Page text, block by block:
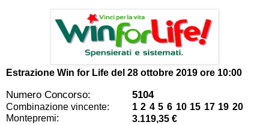
Estrazione Win for Life del 28 ottobre 2019 ore 10:00
Numero Concorso: 5104
Combinazione vincente:
1 2 4 5 6 10 15 17 19 20
Montepremi:
3.119,35 €